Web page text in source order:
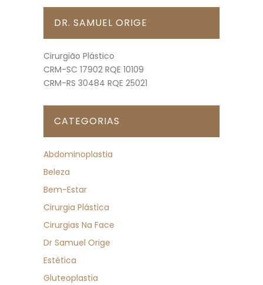
DR. SAMUEL ORIGE
Cirurgião Plástico
CRM-SC 17902 RQE 10109
CRM-RS 30484 RQE 25021
CATEGORIAS
Abdominoplastia
Beleza
Bem-Estar
Cirurgia Plástica
Cirurgias Na Face
Dr Samuel Orige
Estética
Gluteoplastia